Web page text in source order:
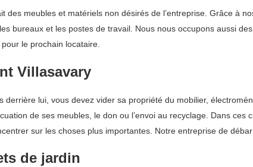
meubles et matériels non désirés de l’entreprise. Grâce à
bureaux et les postes de travail. Nous nous occupons aussi
le prochain locataire.
Villasavary
derrière lui, vous devez vider sa propriété du mobilier,
de ses meubles, le don ou l’envoi au recyclage. Dans
sur les choses plus importantes. Notre entreprise de
de jardin